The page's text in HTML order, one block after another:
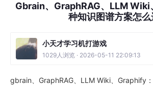
Gbrain、GraphRAG、LLM
种知识图谱方案怎么
小天才学习机打游戏
1029人浏览 · 2026-05-11 22:09:13
gbrain、GraphRAG、LLM Wiki、Graphify